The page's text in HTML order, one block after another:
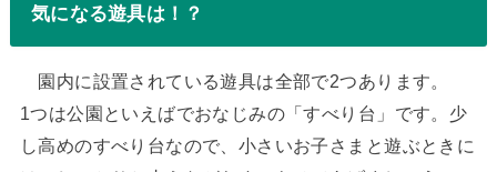
気になる遊具は！？
園内に設置されている遊具は全部で2つあります。
1つは公園といえばでおなじみの「すべり台」です。少
し高めのすべり台なので、小さいお子さまと遊ぶときに